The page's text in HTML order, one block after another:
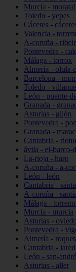
Murcia -
Toledo - yepes
Cáceres -
Valencia -
A-coruña -
Pontevedra -
Málaga - torrox
Almería - olula-
Barcelona -
Toledo -
León - puente-
Granada -
Asturias - gijón
Pontevedra -
Granada -
Cantabria -
ávila - el-barco-
La-rioja - haro
A-coruña - a-
León - león
Cantabria -
A-coruña -
Málaga -
Murcia - murcia
Asturias - oviedo
Pontevedra -
Almería -
Cantabria -
León - san-
Asturias - aller